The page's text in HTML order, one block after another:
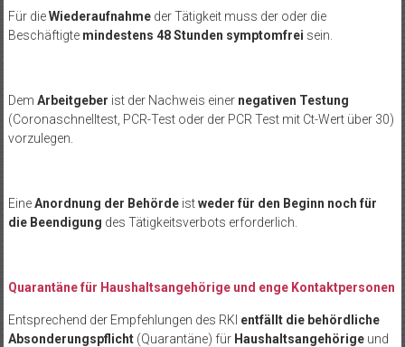
Für dieWiederaufnahmeder Tätigkeit muss der oder die
Beschäftigte mindestens 48 Stunden symptomfrei sein.
Dem Arbeitgeber ist der Nachweis einer negativen Testung
(Coronaschnelltest, PCR-Test oder der PCR Test mit Ct-Wert über 30)
vorzulegen.
EineAnordnung der Behördeistweder für den Beginn noch für
die Beendigung des Tätigkeitsverbots erforderlich.
Quarantäne für Haushaltsangehörige und enge Kontaktpersonen
Entsprechend der Empfehlungen des RKI entfällt die behördliche
Absonderungspflicht(Quarantäne) für Haushaltsangehörigeund